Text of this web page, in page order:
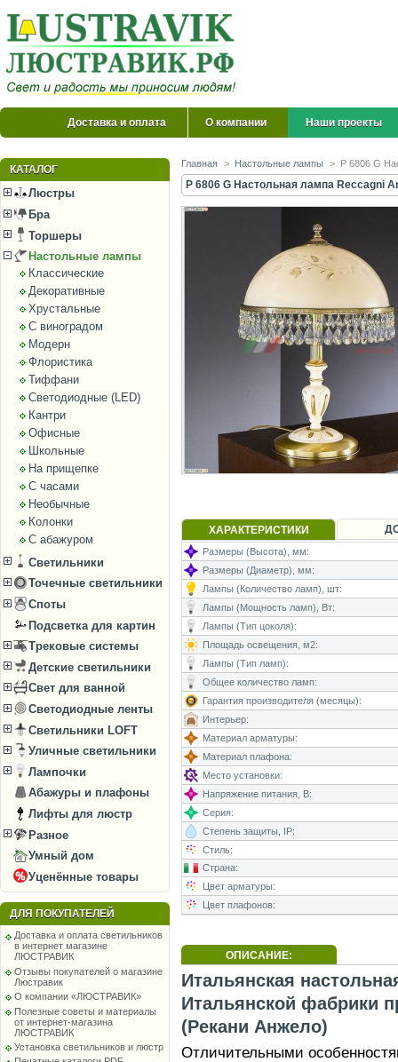
Доставка и оплата О компании Наши проекты
КАТАЛОГ
Люстры
Бра
Торшеры
Настольные лампы
Классические
Декоративные
Хрустальные
С виноградом
Модерн
Флористика
Тиффани
Светодиодные (LED)
Кантри
Офисные
Школьные
На прищепке
С часами
Необычные
Колонки
С абажуром
Светильники
Точечные светильники
Споты
Подсветка для картин
Трековые системы
Детские светильники
Свет для ванной
Светодиодные ленты
Светильники LOFT
Уличные светильники
Лампочки
Абажуры и плафоны
Лифты для люстр
Разное
Умный дом
Уценённые товары
ДЛЯ ПОКУПАТЕЛЕЙ
Доставка и оплата светильников
в интернет магазине
ЛЮСТРАВИК
Отзывы покупателей о магазине
Люстравик
О компании «ЛЮСТРАВИК»
Полезные советы и материалы
от интернет-магазина
ЛЮСТРАВИК
Установка светильников и люстр
Главная > Настольные лампы > P 6806 G
P 6806 G Настольная лампа Reccagni
ХАРАКТЕРИСТИКИ
Размеры (Высота), мм:
Размеры (Диаметр), мм:
Лампы (Количество ламп), шт:
Лампы (Мощность ламп), Вт:
Лампы (Тип цоколя):
Площадь освещения, м2:
Лампы (Тип ламп):
Общее количество ламп:
Гарантия производителя (месяцы):
Интерьер:
Материал арматуры:
Материал плафона:
Место установки:
Напряжение питания, В:
Серия:
Степень защиты, IP:
Стиль:
Страна:
Цвет арматуры:
Цвет плафонов:
ОПИСАНИЕ:
Итальянская
Итальянской фабрики
(Рекани Анжело)
Отличительными